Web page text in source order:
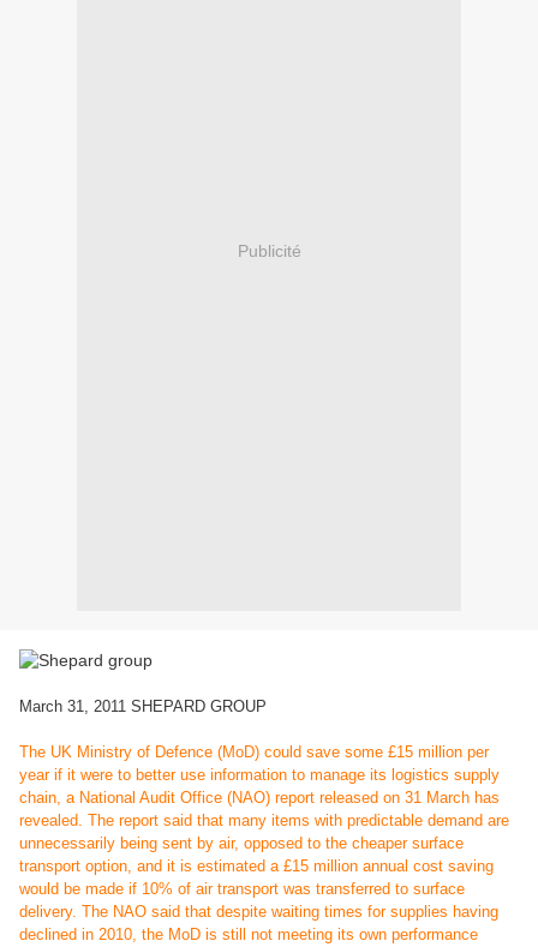
Publicité
March 31, 2011 SHEPARD GROUP
The UK Ministry of Defence (MoD) could save some £15 million per
year if it were to better use information to manage its logistics supply
chain, a National Audit Office (NAO) report released on 31 March has
revealed. The report said that many items with predictable demand are
unnecessarily being sent by air, opposed to the cheaper surface
transport option, and it is estimated a £15 million annual cost saving
would be made if 10% of air transport was transferred to surface
delivery. The NAO said that despite waiting times for supplies having
declined in 2010, the MoD is still not meeting its own performance